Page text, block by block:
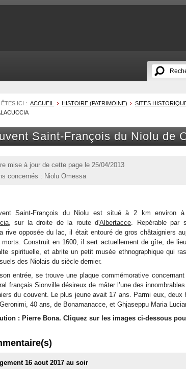
ICI : ACCUEIL HISTOIRE (PATRIMOINE) SITES
Saint-François du Niolu de
mise à jour de cette page le 25/04/2013
concernés : Niolu Omessa
Saint-François du Niolu est situé à 2 km environ
, sur la droite de la route d'Albertacce. Repérable par
rive opposée du lac, il était entouré de gros châtaigniers
morts. Construit en 1600, il sert actuellement de gîte, de
spirituelle, et abrite un petit musée ethnographique qui
des Niolais du siècle dernier.
entrée, se trouve une plaque commémorative
français Sionville désireux de mâter l’une des
du couvent. Le plus jeune avait 17 ans. Parmi eux,
40 ans, de Bonamanacce, et Ghjaseppu Maria
: Pierre Bona. Cliquez sur les images ci-dessous
16 aout 2017 au soir